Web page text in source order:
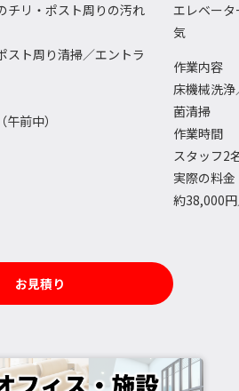
チリ・ポスト周りの汚れ
スト周り清掃／エントラ
前中）
エレベー
気
作業内容
床機械洗
菌清掃
作業時間
スタッフ2
実際の料
約38,000
お見積り